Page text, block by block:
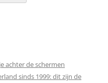
achter de schermen
sinds 1999: dit zijn de